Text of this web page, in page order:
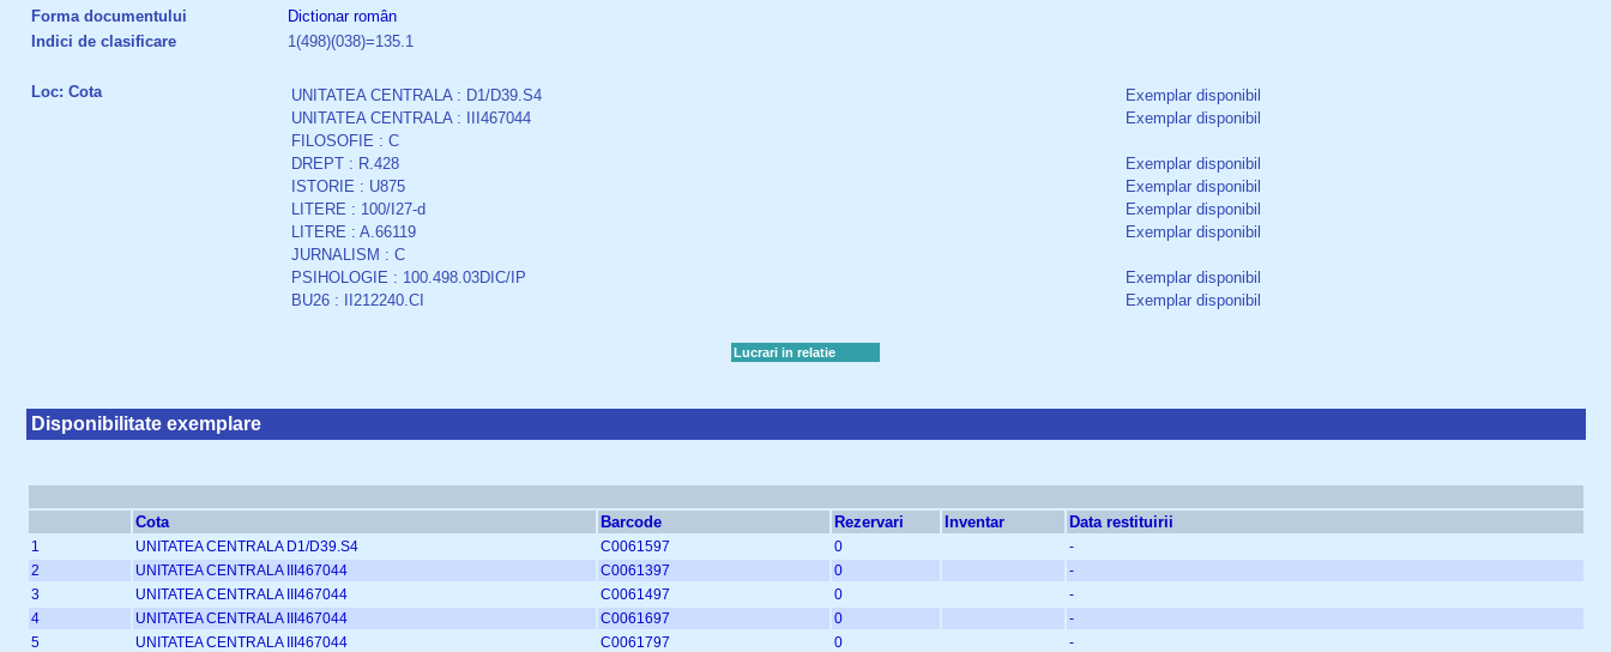
Forma documentului
Dictionar român
Indici de clasificare
1(498)(038)=135.1
Loc: Cota UNITATEA CENTRALA : D1/D39.S4
Exemplar disponibil
UNITATEA CENTRALA : III467044
Exemplar disponibil
FILOSOFIE : C
DREPT : R.428
Exemplar disponibil
ISTORIE : U875
Exemplar disponibil
LITERE : 100/I27-d
Exemplar disponibil
LITERE : A.66119
Exemplar disponibil
JURNALISM : C
PSIHOLOGIE : 100.498.03DIC/IP
Exemplar disponibil
BU26 : II212240.CI
Exemplar disponibil
Lucrari in relatie
Disponibilitate exemplare
Cota Barcode Rezervari Inventar Data restituirii
1 UNITATEA CENTRALA D1/D39.S4 C0061597 0
-
2
UNITATEA CENTRALA III467044 C0061397 0
-
3
UNITATEA CENTRALA III467044 C0061497 0
-
4
UNITATEA CENTRALA III467044 C0061697 0
-
5
UNITATEA CENTRALA III467044 C0061797 0 -